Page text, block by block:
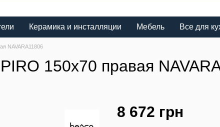
Керамика и инсталляции Мебель Все для
NAVARA11806
150х70 правая
8 672 грн